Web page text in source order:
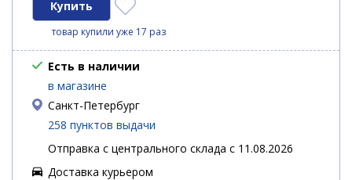
товар купили уже 17 раз
Есть в наличии
в магазине
Санкт-Петербург
258 пунктов выдачи
Отправка с центрального склада с 11.08.2026
Доставка курьером